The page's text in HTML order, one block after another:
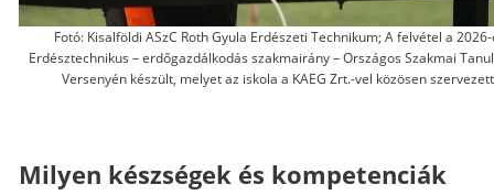
Fotó: Kisalföldi ASzC Roth Gyula Erdészeti Technikum; A felvétel a
Erdésztechnikus – erdőgazdálkodás szakmairány – Országos Szakmai
Versenyén készült, melyet az iskola a KAEG Zrt.-vel közösen
Milyen készségek és kompetenciák